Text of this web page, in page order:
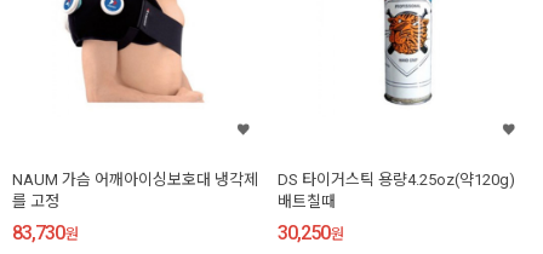
NAUM 가슴 어깨아이싱보호대 냉각제
를 고정
83,730원
DS 타이거스틱 용량4.25oz(약120g)
배트칠때
30,250원